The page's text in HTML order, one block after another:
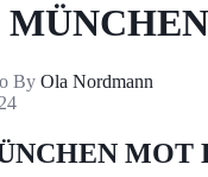
By Ola Nordmann
MOT